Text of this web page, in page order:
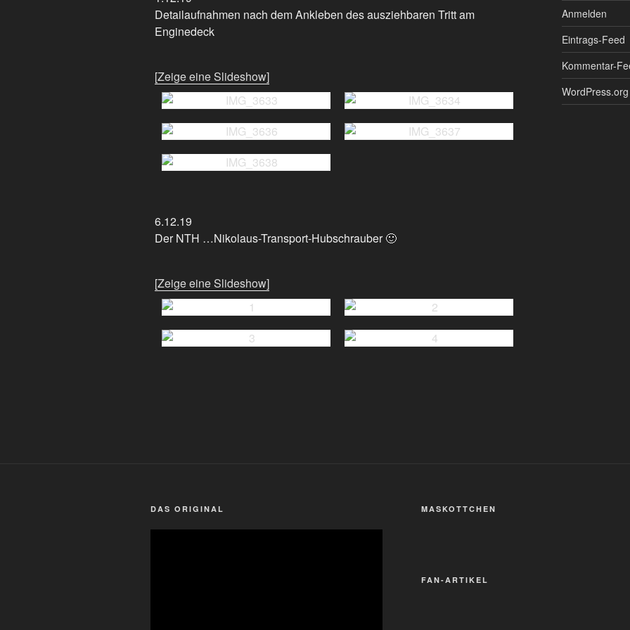
Detailaufnahmen nach dem Ankleben des ausziehbaren Tritt am
Enginedeck
[Zeige eine Slideshow]
6.12.19
Der NTH …Nikolaus-Transport-Hubschrauber 🙂
[Zeige eine Slideshow]
Anmelden
Eintrags-Feed
Kommentar-
WordPress.org
DAS ORIGINAL MASKOTTCHEN
FAN-ARTIKEL